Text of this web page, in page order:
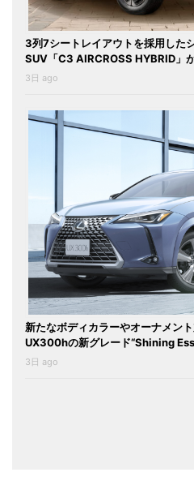
3列7シートレイアウトを採用した
SUV「C3 AIRCROSS HYBRID」
3日 ago
新たなボディカラーやオーナメン
UX300hの新グレード“Shining
3日 ago